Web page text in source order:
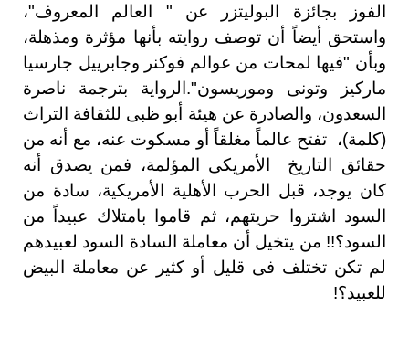
الفوز بجائزة البوليتزر عن " العالم المعروف"،
واستحق أيضاً أن توصف روايته بأنها مؤثرة ومذهلة،
وبأن "فيها لمحات من عوالم فوكنر وجابرييل جارسيا
ماركيز وتونى وموريسون".الرواية بترجمة ناصرة
السعدون، والصادرة عن هيئة أبو ظبى للثقافة التراث
(كلمة)، تفتح عالماً مغلقاً أو مسكوت عنه، مع أنه من
حقائق التاريخ الأمريكى المؤلمة، فمن يصدق أنه
كان يوجد، قبل الحرب الأهلية الأمريكية، سادة من
السود اشتروا حريتهم، ثم قاموا بامتلاك عبيداً من
السود؟!! من يتخيل أن معاملة السادة السود لعبيدهم
لم تكن تختلف فى قليل أو كثير عن معاملة البيض
للعبيد؟!